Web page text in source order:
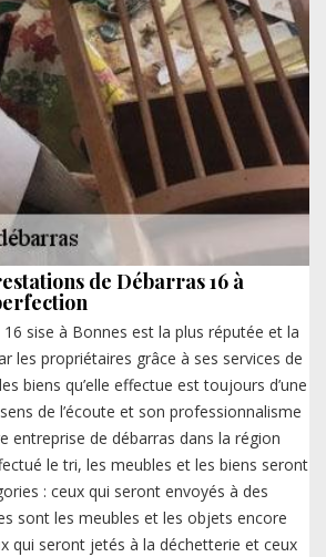
de Débarras 16 à
16 sise à Bonnes est la plus réputée et la
les propriétaires grâce à ses services de
biens qu’elle effectue est toujours d’une
de l’écoute et son professionnalisme
entreprise de débarras dans la région
le tri, les meubles et les biens seront
: ceux qui seront envoyés à des
sont les meubles et les objets encore
qui seront jetés à la déchetterie et ceux